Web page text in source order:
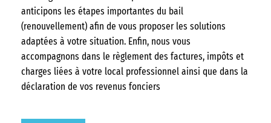
anticipons les étapes importantes du bail
(renouvellement) afin de vous proposer les solutions
adaptées à votre situation. Enfin, nous vous
accompagnons dans le règlement des factures, impôts et
charges liées à votre local professionnel ainsi que dans la
déclaration de vos revenus fonciers